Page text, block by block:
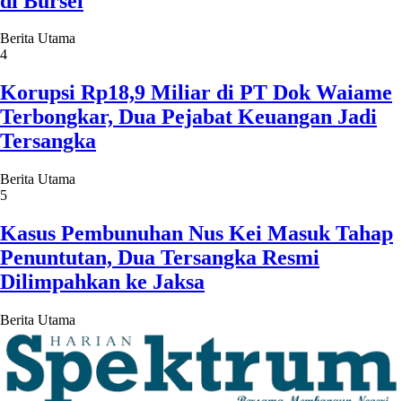
Berita Utama
4
Korupsi Rp18,9 Miliar di PT Dok Waiame
Terbongkar, Dua Pejabat Keuangan Jadi
Tersangka
Berita Utama
5
Kasus Pembunuhan Nus Kei Masuk Tahap
Penuntutan, Dua Tersangka Resmi
Dilimpahkan ke Jaksa
Berita Utama